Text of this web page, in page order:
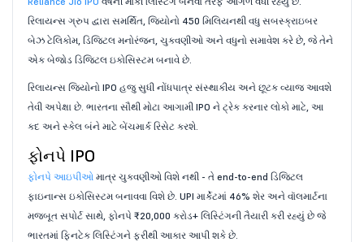
રિલાયન્સ ગ્રુપ દ્વારા સમર્થિત, જિયોનો 450 મિલિયનથી વધુ સબસ્ક્રાઇબર
બેઝ ટેલિકોમ, ડિજિટલ મનોરંજન, ચુકવણીઓ અને વધુનો સમાવેશ કરે છે, જે તેને
એક બેજોડ ડિજિટલ ઇકોસિસ્ટમ બનાવે છે.
રિલાયન્સ જિયોનો IPO હજુ સુધી નોંધપાત્ર સંસ્થાકીય અને છૂટક વ્યાજ આવશે
તેવી અપેક્ષા છે. ભારતના સૌથી મોટા આગામી IPO ને ટ્રેક કરનાર લોકો માટે, આ
કદ અને સ્કેલ બંને માટે બેંચમાર્ક રિસેટ કરશે.
ફોનપે IPO
ફોનપે આઇપીઓ માત્ર ચુકવણીઓ વિશે નથી - તે end-to-end ડિજિટલ
ફાઇનાન્સ ઇકોસિસ્ટમ બનાવવા વિશે છે. UPI માર્કેટમાં 46% શેર અને વૉલમાર્ટના
મજબૂત સપોર્ટ સાથે, ફોનપે ₹20,000 કરોડ+ લિસ્ટિંગની તૈયારી કરી રહ્યું છે જે
ભારતમાં ફિનટેક લિસ્ટિંગને ફરીથી આકાર આપી શકે છે.